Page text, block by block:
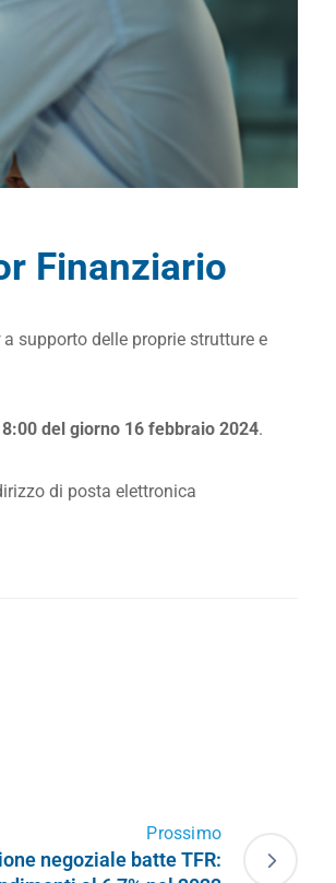
Finanziario
a supporto delle proprie strutture e
del giorno 16 febbraio 2024.
di posta elettronica
Prossimo
negoziale batte TFR: